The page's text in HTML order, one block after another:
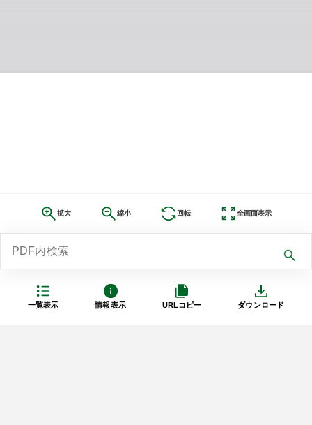
一覧表示 情報表示 URLコピー ダウンロード
拡大 縮小 回転 全画面表示